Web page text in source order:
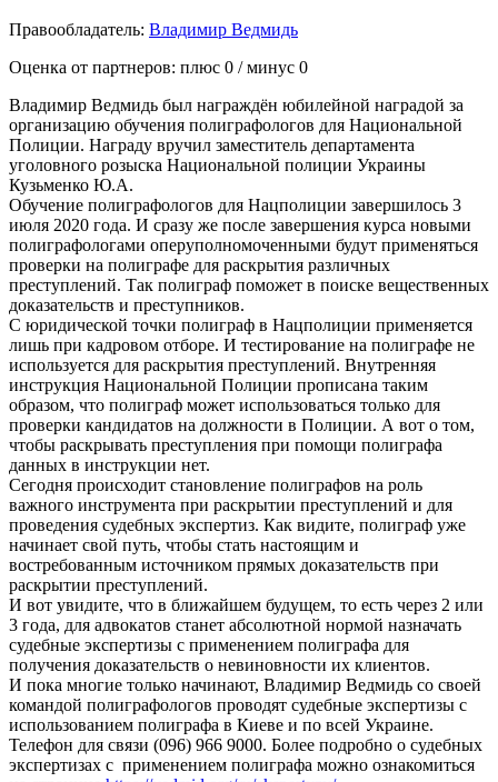
Правообладатель: Владимир Ведмидь
Оценка от партнеров: плюс 0 / минус 0
Владимир Ведмидь был награждён юбилейной наградой за
организацию обучения полиграфологов для Национальной
Полиции. Награду вручил заместитель департамента
уголовного розыска Национальной полиции Украины
Кузьменко Ю.А.
Обучение полиграфологов для Нацполиции завершилось 3
июля 2020 года. И сразу же после завершения курса новыми
полиграфологами оперуполномоченными будут применяться
проверки на полиграфе для раскрытия различных
преступлений. Так полиграф поможет в поиске вещественных
доказательств и преступников.
С юридической точки полиграф в Нацполиции применяется
лишь при кадровом отборе. И тестирование на полиграфе не
используется для раскрытия преступлений. Внутренняя
инструкция Национальной Полиции прописана таким
образом, что полиграф может использоваться только для
проверки кандидатов на должности в Полиции. А вот о том,
чтобы раскрывать преступления при помощи полиграфа
данных в инструкции нет.
Сегодня происходит становление полиграфов на роль
важного инструмента при раскрытии преступлений и для
проведения судебных экспертиз. Как видите, полиграф уже
начинает свой путь, чтобы стать настоящим и
востребованным источником прямых доказательств при
раскрытии преступлений.
И вот увидите, что в ближайшем будущем, то есть через 2 или
3 года, для адвокатов станет абсолютной нормой назначать
судебные экспертизы с применением полиграфа для
получения доказательств о невиновности их клиентов.
И пока многие только начинают, Владимир Ведмидь со своей
командой полиграфологов проводят судебные экспертизы с
использованием полиграфа в Киеве и по всей Украине.
Телефон для связи (096) 966 9000. Более подробно о судебных
экспертизах с применением полиграфа можно ознакомиться